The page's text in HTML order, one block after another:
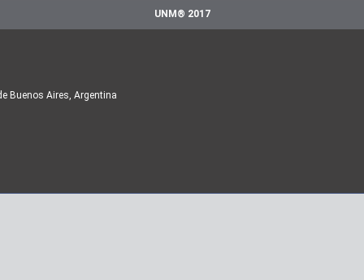
UNM® 2017
Buenos Aires, Argentina